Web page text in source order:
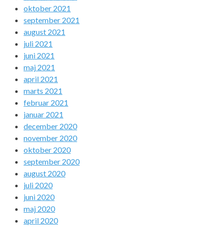
oktober 2021
september 2021
august 2021
juli 2021
juni 2021
maj 2021
april 2021
marts 2021
februar 2021
januar 2021
december 2020
november 2020
oktober 2020
september 2020
august 2020
juli 2020
juni 2020
maj 2020
april 2020